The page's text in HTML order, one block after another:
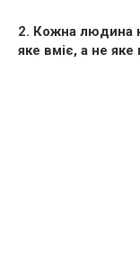
2. Кожна людина
яке вміє, а не